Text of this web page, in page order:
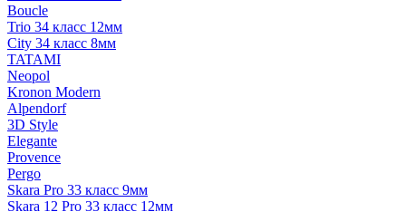
Boucle
Trio 34 класс 12мм
City 34 класс 8мм
TATAMI
Neopol
Kronon Modern
Alpendorf
3D Style
Elegante
Provence
Pergo
Skara Pro 33 класс 9мм
Skara 12 Pro 33 класс 12мм